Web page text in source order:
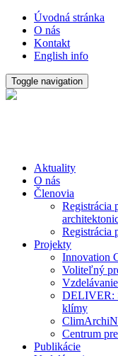
Úvodná stránka
O nás
Kontakt
English info
Toggle navigation
Aktuality
O nás
Členovia
Registrácia
Registrácia
Projekty
Innovation
Voliteľný
DELIVER:
klímy
Centrum
Publikácie